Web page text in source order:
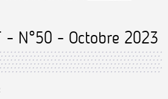
- N°50 - Octobre 2023